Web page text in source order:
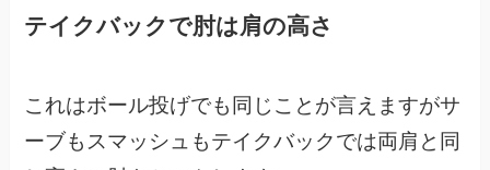
テイクバックで肘は肩の高さ
これはボール投げでも同じことが言えますがサ
ーブもスマッシュもテイクバックでは両肩と同